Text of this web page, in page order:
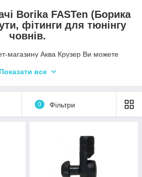
Borika FASTen (Борика
фітинги для тюнінгу
човнів.
магазину Аква Крузер Ви можете
і самостійно створити
Показати все
0 Фільтри